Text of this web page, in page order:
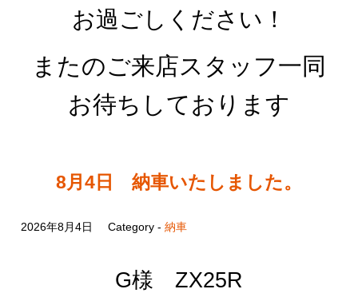
お過ごしください！
またのご来店スタッフ一同
お待ちしております
8月4日 納車いたしました。
2026年8月4日 Category - 納車
G様 ZX25R